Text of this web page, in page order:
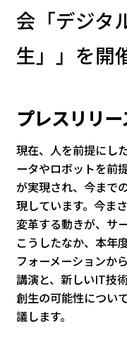
会「デジタ
生」」を開
プレスリリー
現在、人を前提にし
ータやロボットを前
が実現され、今まで
現しています。今ま
変革する動きが、サ
こうしたなか、本年
フォーメーションか
講演と、新しいIT技
創生の可能性につい
議します。